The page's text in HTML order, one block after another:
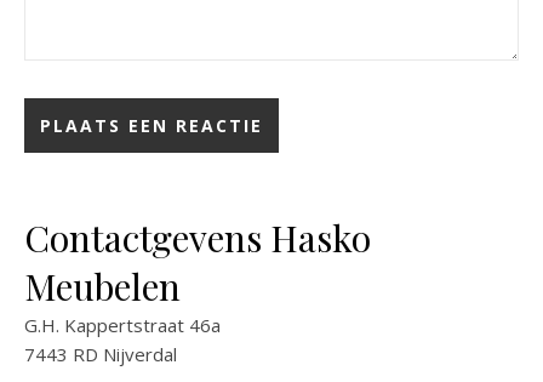
Contactgevens Hasko
Meubelen
G.H. Kappertstraat 46a
7443 RD Nijverdal